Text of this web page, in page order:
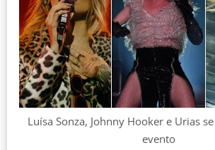
Luísa Sonza, Johnny Hooker e Urias
evento